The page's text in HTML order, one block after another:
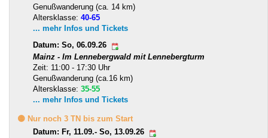
Genußwanderung (ca. 14 km)
Altersklasse: 40-65
... mehr Infos und Tickets
Datum: So, 06.09.26
Mainz - Im Lennebergwald mit Lennebergturm
Zeit: 11:00 - 17:30 Uhr
Genußwanderung (ca.16 km)
Altersklasse: 35-55
... mehr Infos und Tickets
🟡 Nur noch 3 TN bis zum Start
Datum: Fr, 11.09.- So, 13.09.26